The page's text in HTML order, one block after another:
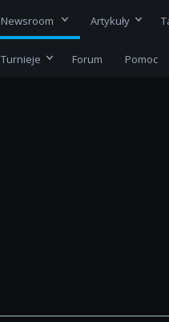
Newsroom Artykuły
Turnieje Forum Pomoc